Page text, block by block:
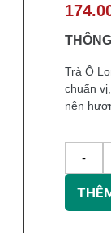
Trà Ô
chuẩn
nên
-